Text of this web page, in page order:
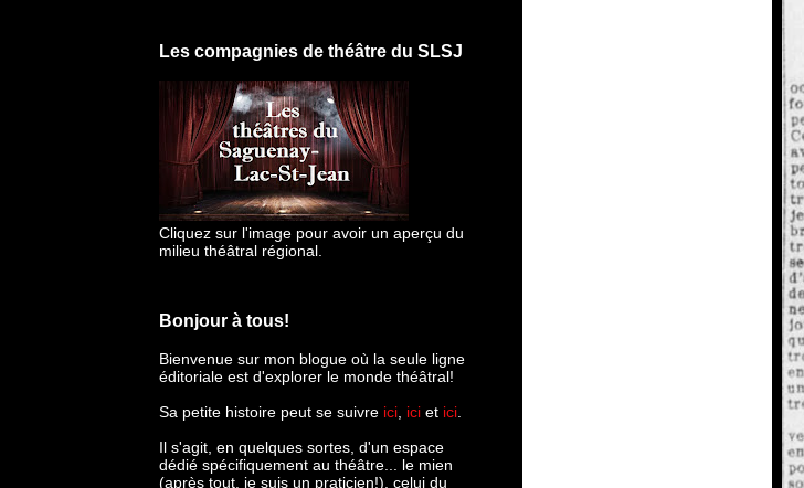
Les compagnies de théâtre du SLSJ
Cliquez sur l'image pour avoir un aperçu du
milieu théâtral régional.
Bonjour à tous!
Bienvenue sur mon blogue où la seule ligne
éditoriale est d'explorer le monde théâtral!
Sa petite histoire peut se suivre ici ici et ici
Il s'agit, en quelques sortes, d'un espace
dédié spécifiquement au théâtre... le mien
(après tout, je suis un praticien!), celui du